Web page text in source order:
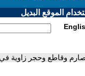
الموقع البديل
وقاطع وحجر زاوية في